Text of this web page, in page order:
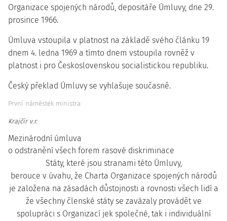
Organizace spojených národů, depositáře Úmluvy, dne 29.
prosince 1966.
Úmluva vstoupila v platnost na základě svého článku 19
dnem 4. ledna 1969 a tímto dnem vstoupila rovněž v
platnost i pro Československou socialistickou republiku.
Český překlad Úmluvy se vyhlašuje současně.
První náměstek ministra:
Krajčír v.r.
Mezinárodní úmluva
o odstranění všech forem rasové diskriminace
Státy, které jsou stranami této Úmluvy,
berouce v úvahu, že Charta Organizace spojených národů
je založena na zásadách důstojnosti a rovnosti všech lidí a
že všechny členské státy se zavázaly provádět ve
spolupráci s Organizací jek společné, tak i individuální